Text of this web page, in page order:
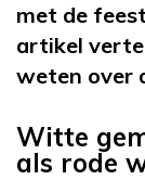
met de
artikel
weten over
Witte
als rode